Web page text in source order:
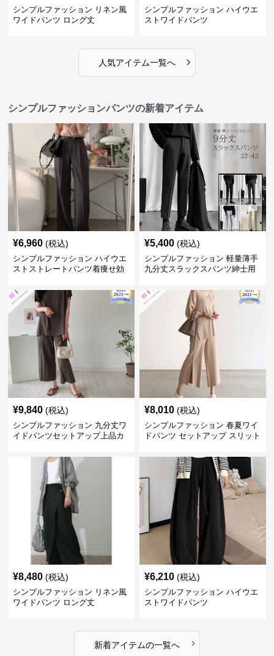
シンプルファッション リネン風
ワイドパンツ ロング丈
シンプルファッション ハイウエ
ストワイドパンツ
人気アイテム一覧へ ›
シンプルファッションパンツの新着アイテム
¥6,960 (税込)
シンプルファッション ハイウエ
ストストレートパンツ着痩せ効
¥5,400 (税込)
シンプルファッション 軽量薄手
九分丈スラックスパンツ紳士用
¥9,840 (税込)
シンプルファッション 九分丈ワ
イドパンツセットアップ上品カ
¥8,010 (税込)
シンプルファッション 春夏ワイ
ドパンツ セットアップ スリット
¥8,480 (税込)
シンプルファッション リネン風
ワイドパンツ ロング丈
¥6,210 (税込)
シンプルファッション ハイウエ
ストワイドパンツ
新着アイテムの一覧へ ›